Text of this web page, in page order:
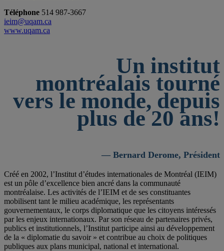
Téléphone 514 987-3667
ieim@uqam.ca
www.uqam.ca
Un institut
montréalais tourné
vers le monde, depuis
plus de 20 ans!
— Bernard Derome, Président
Créé en 2002, l’Institut d’études internationales de Montréal (IEIM)
est un pôle d’excellence bien ancré dans la communauté
montréalaise. Les activités de l’IEIM et de ses constituantes
mobilisent tant le milieu académique, les représentants
gouvernementaux, le corps diplomatique que les citoyens intéressés
par les enjeux internationaux. Par son réseau de partenaires privés,
publics et institutionnels, l’Institut participe ainsi au développement
de la « diplomatie du savoir » et contribue au choix de politiques
publiques aux plans municipal, national et international.